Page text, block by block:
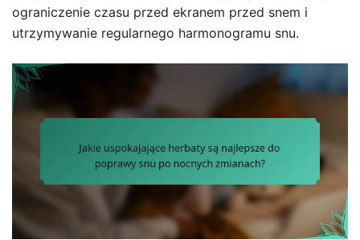
ograniczenie czasu przed ekranem przed snem i
utrzymywanie regularnego harmonogramu snu.